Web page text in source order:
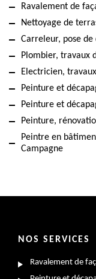
Ravalement de
Nettoyage de
Carreleur, pose
Plombier, travaux
Electricien,
Peinture et
Peinture et
Peinture,
Peintre en
Campagne
NOS SERVICES
Ravalement de